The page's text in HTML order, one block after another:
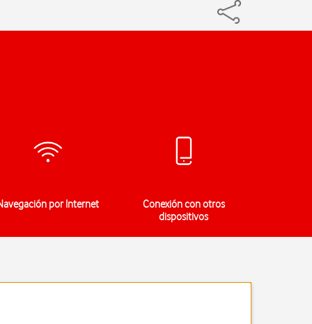
por Internet
Conexión con otros
dispositivos